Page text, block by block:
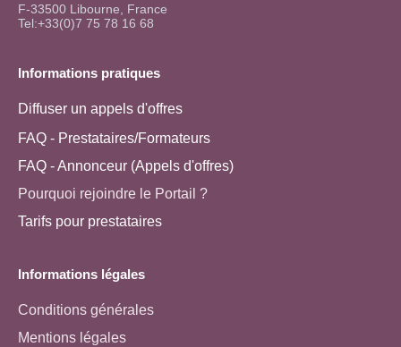
F-33500 Libourne, France
Tel:+33(0)7 75 78 16 68
Informations pratiques
Diffuser un appels d'offres
FAQ - Prestataires/Formateurs
FAQ - Annonceur (Appels d'offres)
Pourquoi rejoindre le Portail ?
Tarifs pour prestataires
Informations légales
Conditions générales
Mentions légales